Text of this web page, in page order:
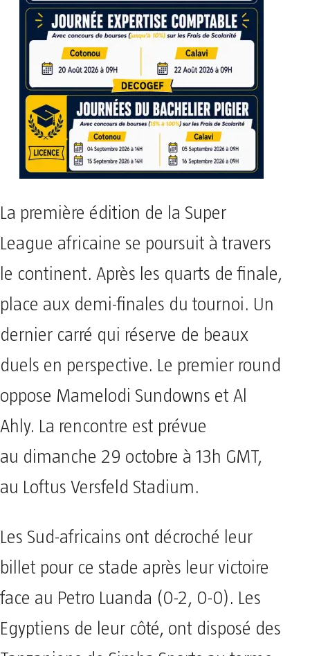
La première édition de la Super
League africaine se poursuit à travers
le continent. Après les quarts de finale,
place aux demi-finales du tournoi. Un
dernier carré qui réserve de beaux
duels en perspective. Le premier round
oppose Mamelodi Sundowns et Al
Ahly. La rencontre est prévue
au dimanche 29 octobre à 13h GMT,
au Loftus Versfeld Stadium.
Les Sud-africains ont décroché leur
billet pour ce stade après leur victoire
face au Petro Luanda (0-2, 0-0). Les
Egyptiens de leur côté, ont disposé des